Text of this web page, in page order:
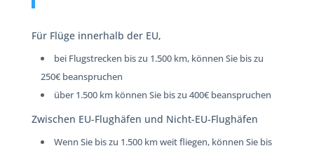
Für Flüge innerhalb der EU,
bei Flugstrecken bis zu 1.500 km, können Sie bis zu
250€ beanspruchen
über 1.500 km können Sie bis zu 400€ beanspruchen
Zwischen EU-Flughäfen und Nicht-EU-Flughäfen
Wenn Sie bis zu 1.500 km weit fliegen, können Sie bis